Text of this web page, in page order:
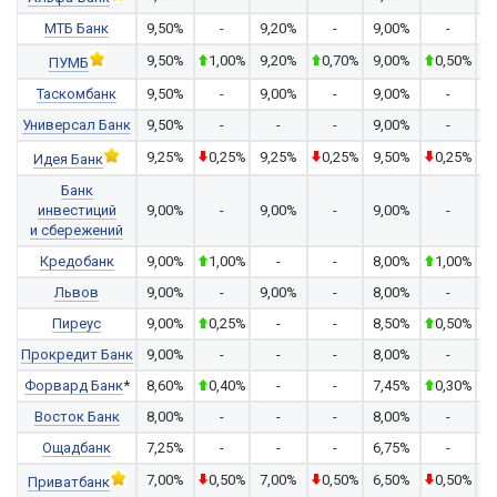
МТБ Банк
9,50% - 9,20% - 9,00% -
ПУМБ 9,50% 1,00% 9,20% 0,70% 9,00% 0,50%
Таскомбанк
9,50% - 9,00% - 9,00% -
Универсал Банк
9,50% - - - 9,00% -
Идея Банк 9,25% 0,25% 9,25% 0,25% 9,50% 0,25%
Банк
инвестиций
и сбережений
9,00% - 9,00% - 9,00% -
Кредобанк 9,00% 1,00% - - 8,00% 1,00%
Львов
9,00% - 9,00% - 8,00% -
Пиреус
9,00% 0,25% - - 8,50% 0,50%
Прокредит Банк
9,00% - - - 8,00%
-
Форвард Банк* 8,60% 0,40% - - 7,45% 0,30%
Восток Банк
8,00% - - - 8,00% -
Ощадбанк
7,25% - - - 6,75% -
Приватбанк 7,00% 0,50% 7,00% 0,50% 6,50% 0,50%